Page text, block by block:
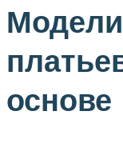
основе